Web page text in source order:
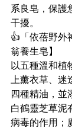
系良皂，保護
干擾。
👍「依蓓野外
翁養生皂】
以五種溫和植
上薰衣草、
四種精油，並
白鶴靈芝草泥
病毒的作用；